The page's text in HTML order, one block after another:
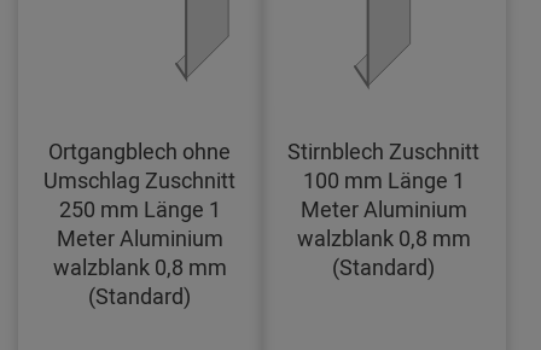
Ortgangblech ohne
Umschlag Zuschnitt
250 mm Länge 1
Meter Aluminium
walzblank 0,8 mm
(Standard)
Stirnblech Zuschnitt
100 mm Länge 1
Meter Aluminium
walzblank 0,8 mm
(Standard)